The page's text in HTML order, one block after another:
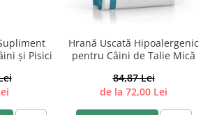
și Pisici
Hrană Uscată Hipoalergenic
pentru Câini de Talie Mică
84,87 Lei
de la 72,00 Lei